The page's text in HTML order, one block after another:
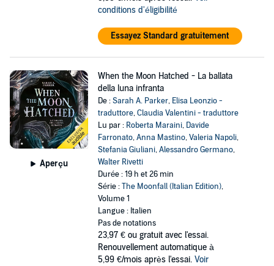
conditions d'éligibilité
Essayez Standard gratuitement
Aperçu
When the Moon Hatched - La ballata
della luna infranta
De :Sarah A. Parker, Elisa Leonzio -
traduttore,Claudia Valentini - traduttore
Lu par : Roberta Maraini, Davide
Farronato,Anna Mastino,Valeria Napoli,
Stefania Giuliani,Alessandro Germano,
Walter Rivetti
Durée : 19 h et 26 min
Série :The Moonfall (Italian Edition),
Volume 1
Langue : Italien
Pas de notations
23,97 € ou gratuit avec l'essai.
Renouvellement automatique à
5,99 €/mois après l'essai. Voir